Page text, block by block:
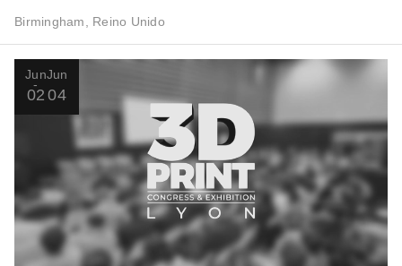
Birmingham, Reino Unido
Jun
02
Jun
04